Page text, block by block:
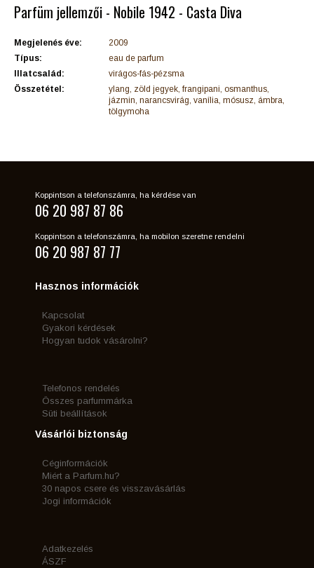
Parfüm jellemzői - Nobile 1942 - Casta Diva
Megjelenés éve:
2009
Típus:
eau de parfum
Illatcsalád:
virágos-fás-pézsma
Összetétel:
ylang, zöld jegyek, frangipani, osmanthus,
jázmin, narancsvirág, vanília, mósusz, ámbra,
tölgymoha
Koppintson a telefonszámra, ha kérdése van
06 20 987 87 86
Koppintson a telefonszámra, ha mobilon szeretne rendelni
06 20 987 87 77
Hasznos információk
Kapcsolat
Gyakori kérdések
Hogyan tudok vásárolni?
Telefonos rendelés
Összes parfummárka
Süti beállítások
Vásárlói biztonság
Céginformációk
Miért a Parfum.hu?
30 napos csere és visszavásárlás
Jogi információk
Adatkezelés
ÁSZF